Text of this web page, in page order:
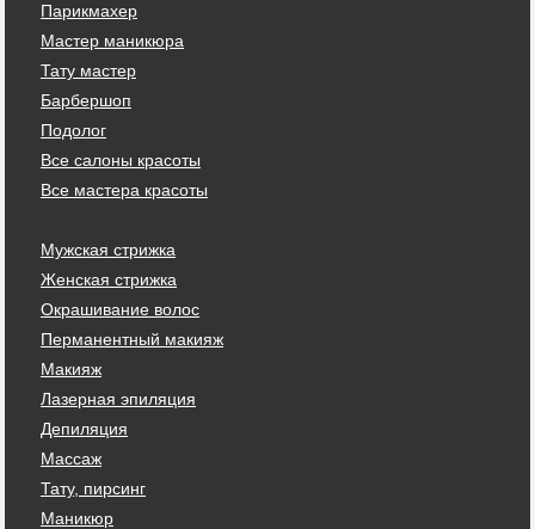
Парикмахер
Мастер маникюра
Тату мастер
Барбершоп
Подолог
Все салоны красоты
Все мастера красоты
Мужская стрижка
Женская стрижка
Окрашивание волос
Перманентный макияж
Макияж
Лазерная эпиляция
Депиляция
Массаж
Тату, пирсинг
Маникюр